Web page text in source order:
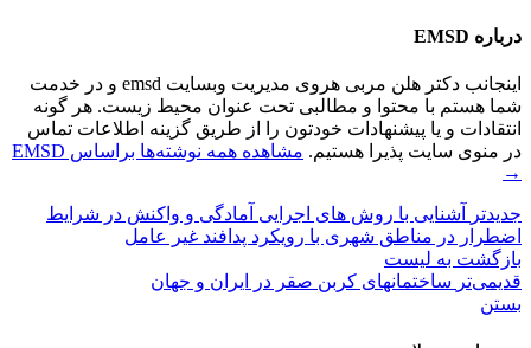
درباره EMSD
اینجانب دکتر هلن مربی هروی مدیریت وبسایت emsd و در خدمت
شما هستم با محتوا و مطالبی تحت عنوان محیط زیست. هر گونه
انتقادات و یا پیشنهادات خودتون را از طریق گزینه اطلاعات تماس
در منوی سایت پذیرا هستیم. مشاهده همه نوشته‌ها براساس EMSD
→
جدیدتر
آشنایی با روش های اجرایی آمادگی و واکنش در شرایط
اضطرار در مناطق شهری با رویکرد پدافند غیر عامل
بازگشت بە لیست
قدیمی‌تر ساختمانهای کربن صقر در ایران و جهان
بستن